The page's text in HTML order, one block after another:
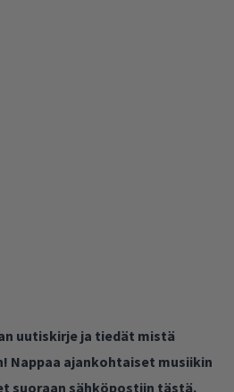
uutiskirje ja tiedät mistä
Nappaa ajankohtaiset musiikin
suoraan sähköpostiin tästä.